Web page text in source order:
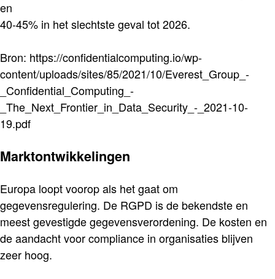
en
40-45% in het slechtste geval tot 2026.
Bron: https://confidentialcomputing.io/wp-
content/uploads/sites/85/2021/10/Everest_Group_-
_Confidential_Computing_-
_The_Next_Frontier_in_Data_Security_-_2021-10-
19.pdf
Marktontwikkelingen
Europa loopt voorop als het gaat om
gegevensregulering. De RGPD is de bekendste en
meest gevestigde gegevensverordening. De kosten en
de aandacht voor compliance in organisaties blijven
zeer hoog.